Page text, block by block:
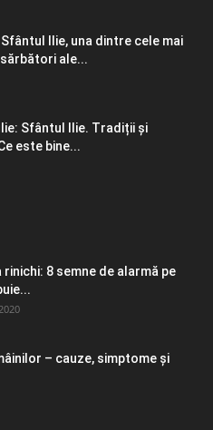
Ilie, una dintre cele mai
ale...
Sfântul Ilie. Tradiții și
este bine...
rinichi: 8 semne de alarmă pe
– cauze, simptome și